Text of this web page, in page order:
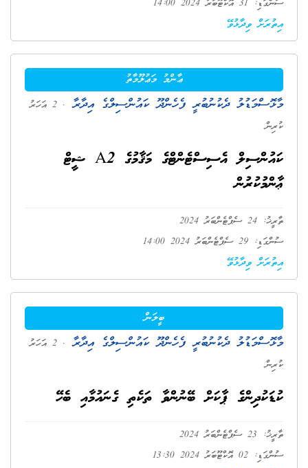
ސުންގަޑި: 31 އޮކްޓޫބަރު 2024 14:00
އިތުރަށް ވިދާޅުވޭ
ޢާންމު މަޢުލޫމާތު
މާޅޮސްމަޑުލު ދެކުނުބުރީ ފެހެންދޫ ކައުންސިލްގެ އިދާރާ
. 2 އަހަރު
ކުރިން
ކައުންސިލް އެސިސްޓެންޓްގެ މަޤާމުގެ A2 ޝީޓް
ޢާންމުކުރުން
ތާރީޚު: 24 ސެޕްޓެންބަރު 2024
ސުންގަޑި: 29 ސެޕްޓެންބަރު 2024 14:00
އިތުރަށް ވިދާޅުވޭ
ބީލަން
މާޅޮސްމަޑުލު ދެކުނުބުރީ ފެހެންދޫ ކައުންސިލްގެ އިދާރާ
. 2 އަހަރު
ކުރިން
ކުޑަކުދިންގެ ޕާކަށް ބޭނުންވާ ތަކެތި ގެނައުމާއި ބެހޭ
ތާރީޚު: 23 ސެޕްޓެންބަރު 2024
ސުންގަޑި: 02 އޮކްޓޫބަރު 2024 13:30